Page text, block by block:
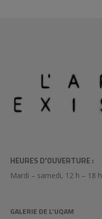
HEURES D'OUVERTURE :
Mardi – samedi, 12 h – 18 h
GALERIE DE L’UQAM